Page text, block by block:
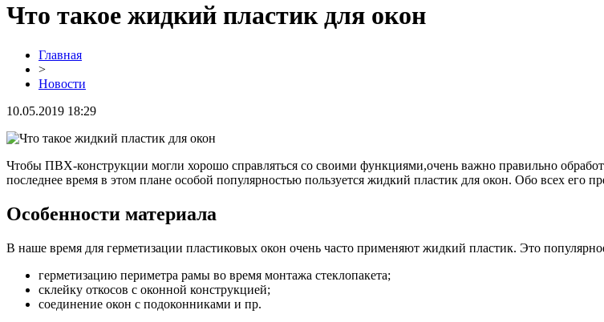
Что такое жидкий пластик для окон
Главная
>
Новости
10.05.2019 18:29
Чтобы ПВХ-конструкции могли хорошо справляться со своими функциями,очень важно правильно
последнее время в этом плане особой популярностью пользуется жидкий пластик для окон. Обо всех его
Особенности материала
В наше время для герметизации пластиковых окон очень часто применяют жидкий пластик. Это
герметизацию периметра рамы во время монтажа стеклопакета;
склейку откосов с оконной конструкцией;
соединение окон с подоконниками и пр.